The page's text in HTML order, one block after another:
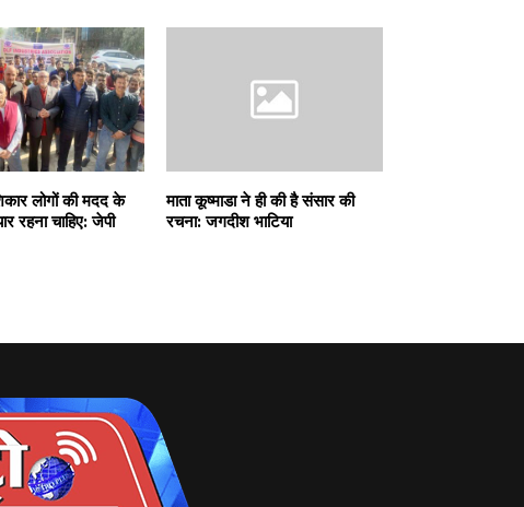
लोगों की मदद के
रहना चाहिए: जेपी
माता कूष्माडा ने ही की है संसार की
रचना: जगदीश भाटिया